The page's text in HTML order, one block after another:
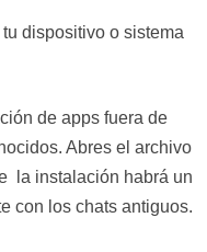
dispositivo o sistema
de apps fuera de
Abres el archivo
la instalación habrá un
con los chats antiguos.